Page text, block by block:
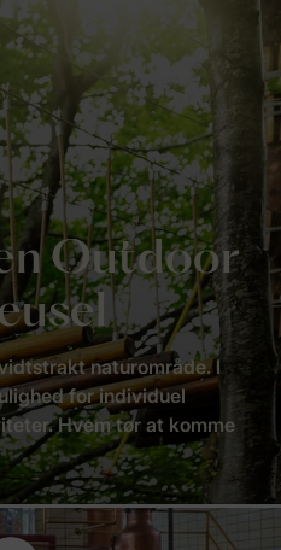
Outdoor
naturområde. I
for individuel
Hvem tør at komme